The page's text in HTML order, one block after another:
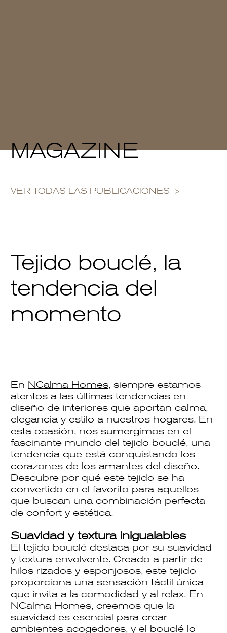
MAGAZINE
VER TODAS LAS PUBLICACIONES
Tejido bouclé, la
tendencia del
momento
En NCalma Homes, siempre estamos
atentos a las últimas tendencias en
diseño de interiores que aportan calma,
elegancia y estilo a nuestros hogares. En
esta ocasión, nos sumergimos en el
fascinante mundo del tejido bouclé, una
tendencia que está conquistando los
corazones de los amantes del diseño.
Descubre por qué este tejido se ha
convertido en el favorito para aquellos
que buscan una combinación perfecta
de confort y estética.
Suavidad y textura inigualables
El tejido bouclé destaca por su suavidad
y textura envolvente. Creado a partir de
hilos rizados y esponjosos, este tejido
proporciona una sensación táctil única
que invita a la comodidad y al relax. En
NCalma Homes, creemos que la
suavidad es esencial para crear
ambientes acogedores, y el bouclé lo